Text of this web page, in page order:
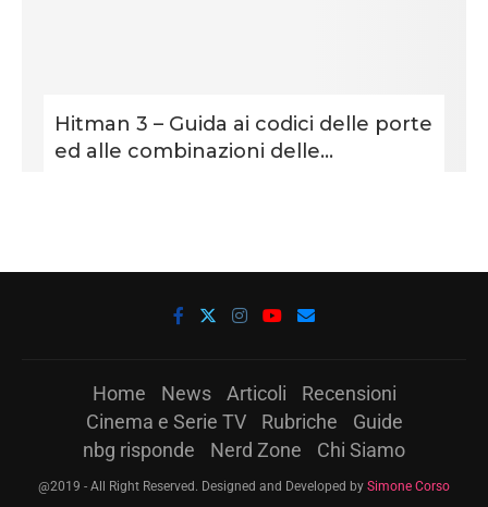
Hitman 3 – Guida ai codici delle porte
ed alle combinazioni delle...
Home News Articoli
Recensioni
Cinema e Serie TV
Rubriche
Guide
nbg risponde
Nerd Zone Chi Siamo
@2019 - All Right Reserved. Designed and Developed by Simone Corso